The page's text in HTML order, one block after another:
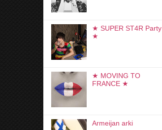
★ SUPER ST4R Party
★
★ MOVING TO
FRANCE ★
Armeijan arki